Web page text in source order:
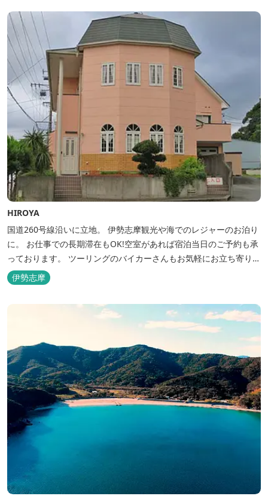
HIROYA
国道260号線沿いに立地。 伊勢志摩観光や海でのレジャーのお泊り
に。 お仕事での長期滞在もOK!空室があれば宿泊当日のご予約も承
っております。 ツーリングのバイカーさんもお気軽にお立ち寄りく
ださい。
伊勢志摩